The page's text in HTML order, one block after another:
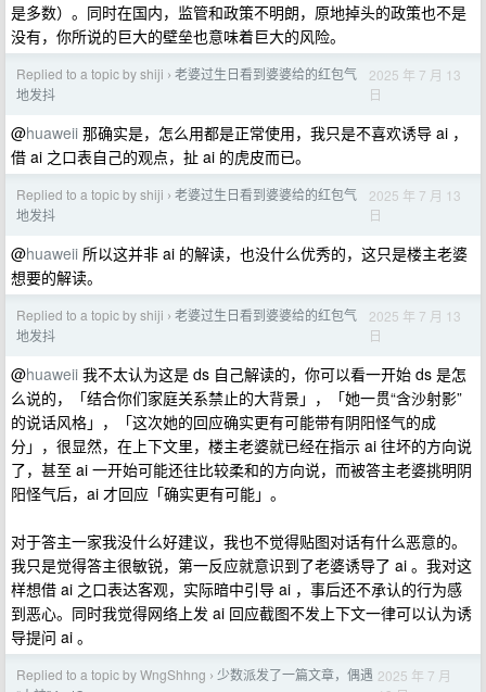
是多数）。同时在国内，监管和政策不明朗，原地掉头的政策也不是
没有，你所说的巨大的壁垒也意味着巨大的风险。
Replied to a topic by shiji › 老婆过生日看到婆婆给的红包气
地发抖
2025 年 7 月 13
日
@huaweii 那确实是，怎么用都是正常使用，我只是不喜欢诱导 ai ，
借 ai 之口表自己的观点，扯 ai 的虎皮而已。
Replied to a topic by shiji › 老婆过生日看到婆婆给的红包气
地发抖
2025 年 7 月 13
日
@huaweii 所以这并非 ai 的解读，也没什么优秀的，这只是楼主老婆
想要的解读。
Replied to a topic by shiji › 老婆过生日看到婆婆给的红包气
地发抖
2025 年 7 月 13
日
@huaweii 我不太认为这是 ds 自己解读的，你可以看一开始 ds 是怎
么说的，「结合你们家庭关系禁止的大背景」，「她一贯“含沙射影”
的说话风格」，「这次她的回应确实更有可能带有阴阳怪气的成
分」，很显然，在上下文里，楼主老婆就已经在指示 ai 往坏的方向说
了，甚至 ai 一开始可能还往比较柔和的方向说，而被答主老婆挑明阴
阳怪气后，ai 才回应「确实更有可能」。
对于答主一家我没什么好建议，我也不觉得贴图对话有什么恶意的。
我只是觉得答主很敏锐，第一反应就意识到了老婆诱导了 ai 。我对这
样想借 ai 之口表达客观，实际暗中引导 ai ，事后还不承认的行为感
到恶心。同时我觉得网络上发 ai 回应截图不发上下文一律可以认为诱
导提问 ai 。
Replied to a topic by WngShhng › 少数派发了一篇文章，偶遇 2025 年 7 月